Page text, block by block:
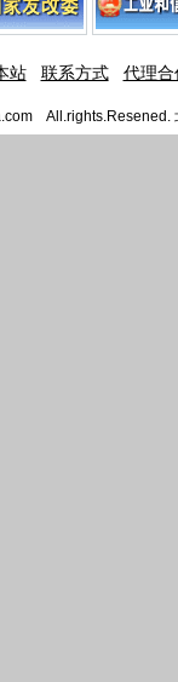
站 联系方式 代理合
All.rights.Resened.